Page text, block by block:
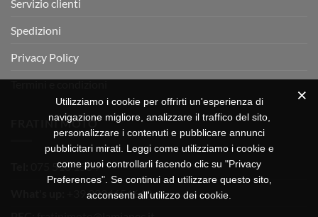
Servizio clienti
Spedizioni
Privacy Policy
Termini e condizioni
FRATINI MOTO
075 518 1504
+39 3334656649
Utilizziamo i cookie per offrirti un'esperienza di
navigazione migliore, analizzare il traffico del sito,
personalizzare i contenuti e pubblicare annunci
pubblicitari mirati. Leggi come utilizziamo i cookie e
come puoi controllarli facendo clic su "Privacy
Preferences". Se continui ad utilizzare questo sito,
acconsenti all'utilizzo dei cookie.